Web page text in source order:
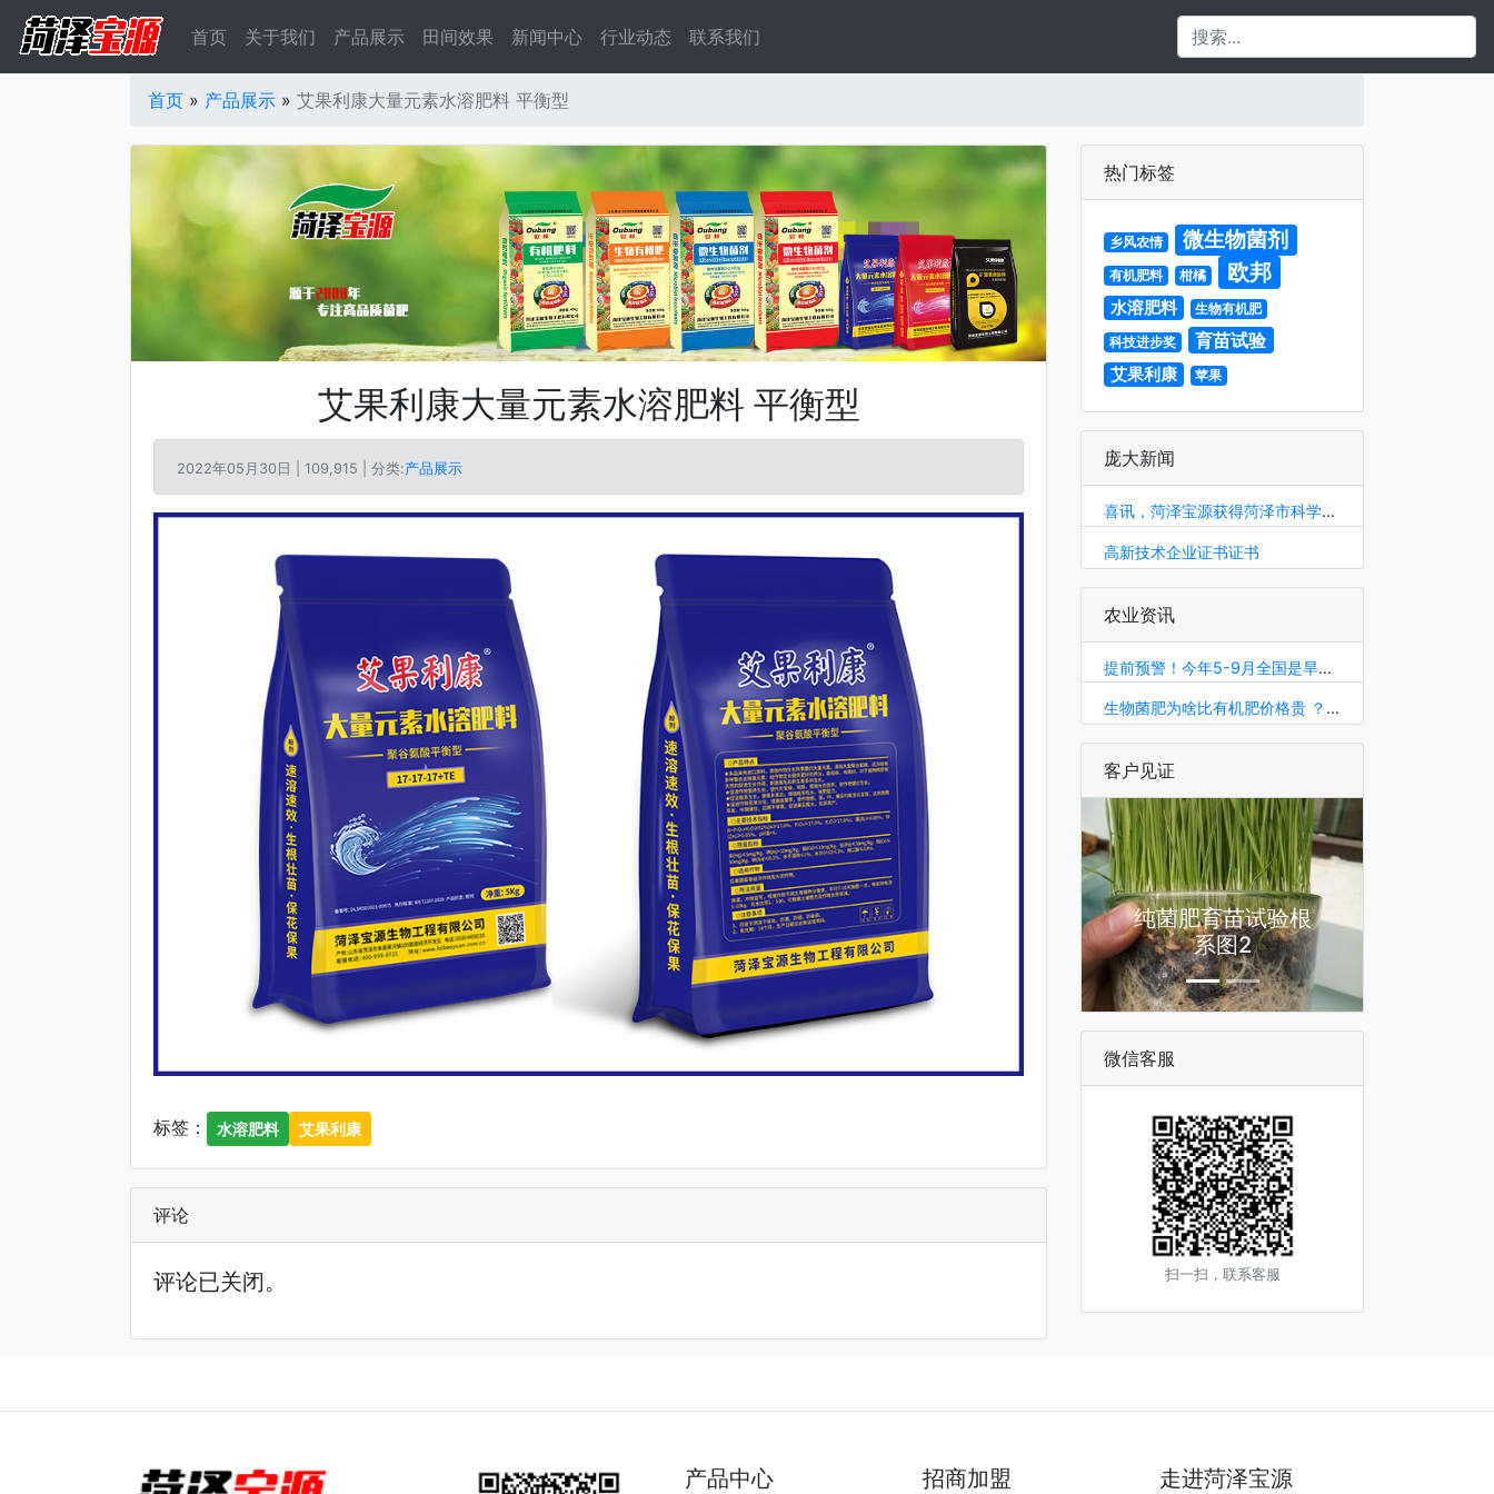
首页 关于我们 产品展示 田间效果 新闻中心 行业动态 联系我们
首页 » 产品展示 » 艾果利康大量元素水溶肥料 平衡型
艾果利康大量元素水溶肥料 平衡型
2022年05月30日 | 109,915 | 分类:产品展示
标签： 水溶肥料 艾果利康
评论
评论已关闭。
热门标签
乡风农情 微生物菌剂
有机肥料 柑橘 欧邦
水溶肥料
生物有机肥
科技进步奖
育苗试验
艾果利康 苹果
庞大新闻
喜讯，菏泽宝源获得菏泽市科学技术奖-科技进步奖
高新技术企业证书证书
农业资讯
提前预警！今年5-9月全国是旱是涝？最新预测来了！
生物菌肥为啥比有机肥价格贵 ？它的作用区别到底在哪?
客户见证
纯菌肥育苗试验根
系图2
微信客服
扫一扫，联系客服
产品中心 招商加盟 走进菏泽宝源